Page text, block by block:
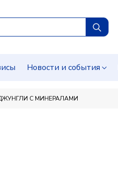
Новости и события
С МИНЕРАЛАМИ